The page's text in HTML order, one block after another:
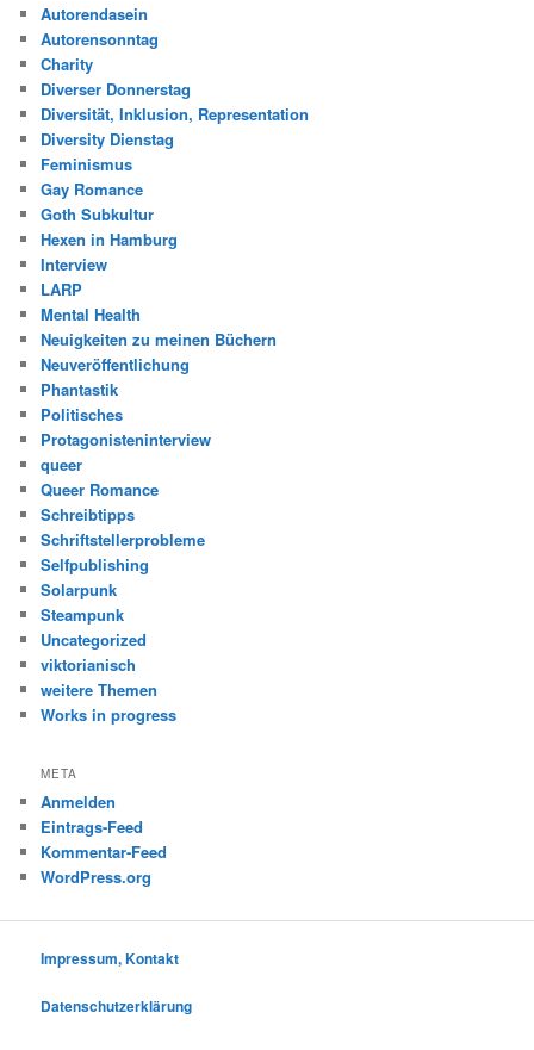
Autorendasein
Autorensonntag
Charity
Diverser Donnerstag
Diversität, Inklusion, Representation
Diversity Dienstag
Feminismus
Gay Romance
Goth Subkultur
Hexen in Hamburg
Interview
LARP
Mental Health
Neuigkeiten zu meinen Büchern
Neuveröffentlichung
Phantastik
Politisches
Protagonisteninterview
queer
Queer Romance
Schreibtipps
Schriftstellerprobleme
Selfpublishing
Solarpunk
Steampunk
Uncategorized
viktorianisch
weitere Themen
Works in progress
META
Anmelden
Eintrags-Feed
Kommentar-Feed
WordPress.org
Impressum, Kontakt
Datenschutzerklärung